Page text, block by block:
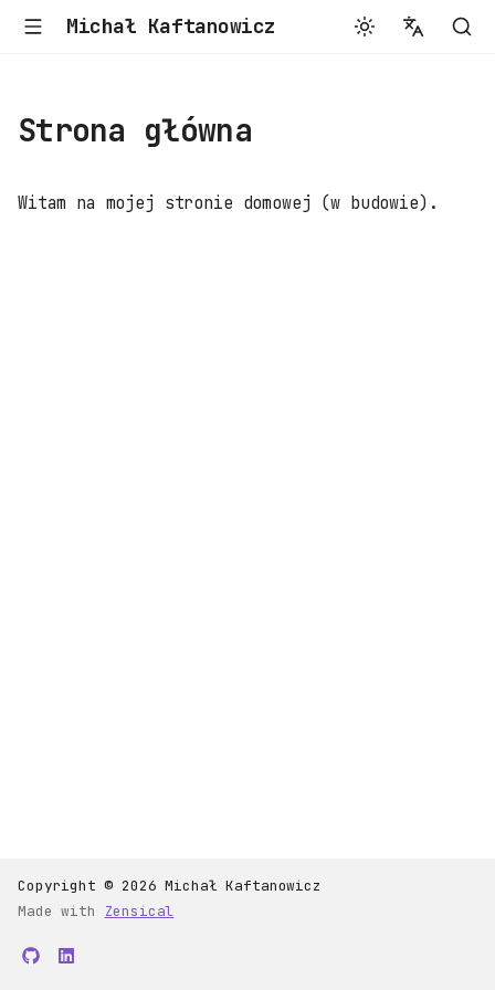
Michał Kaftanowicz
Strona główna
Witam na mojej stronie domowej (w budowie).
Copyright © 2026 Michał Kaftanowicz
Made with Zensical